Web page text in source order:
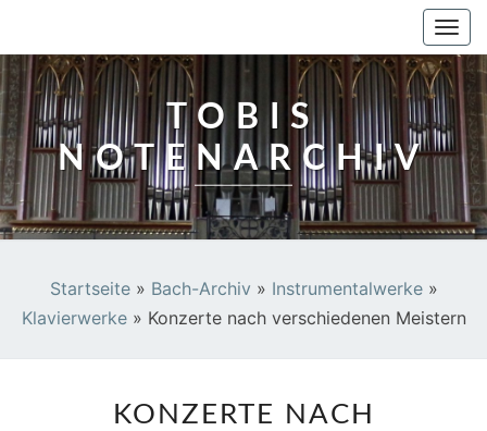
TOBIS
NOTENARCHIV
Startseite» Bach-Archiv » Instrumentalwerke»
Klavierwerke» Konzerte nach verschiedenen Meistern
NACH
KONZERTE NACH